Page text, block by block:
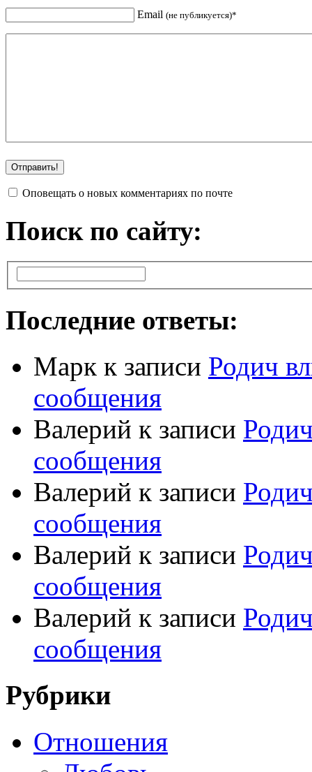
Email (не публикуется)*
Оповещать о новых комментариях по почте
Поиск по сайту:
Последние ответы:
Марк к записи Родич
сообщения
Валерий к записи
сообщения
Валерий к записи
сообщения
Валерий к записи
сообщения
Валерий к записи
сообщения
Рубрики
Отношения